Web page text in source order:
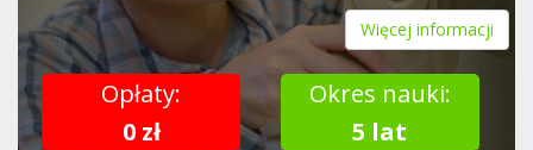
Więcej informacji
Opłaty:
0 zł
Okres nauki:
5 lat